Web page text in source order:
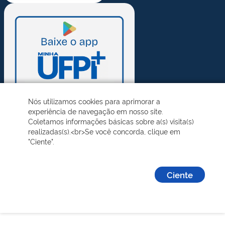
Nós utilizamos cookies para aprimorar a
experiência de navegação em nosso site.
Coletamos informações básicas sobre a(s) visita(s)
realizadas(s).<br>Se você concorda, clique em
"Ciente".
Ciente